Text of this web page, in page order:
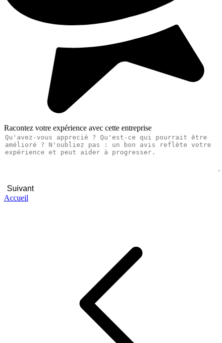
Racontez votre expérience avec cette entreprise
Suivant
Accueil